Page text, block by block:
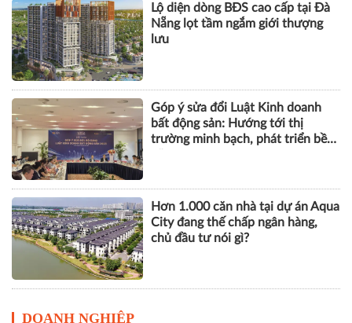
Lộ diện dòng BĐS cao cấp tại Đà
Nẵng lọt tầm ngắm giới thượng
lưu
Góp ý sửa đổi Luật Kinh doanh
bất động sản: Hướng tới thị
trường minh bạch, phát triển bền
Hơn 1.000 căn nhà tại dự án Aqua
City đang thế chấp ngân hàng,
chủ đầu tư nói gì?
DOANH NGHIỆP